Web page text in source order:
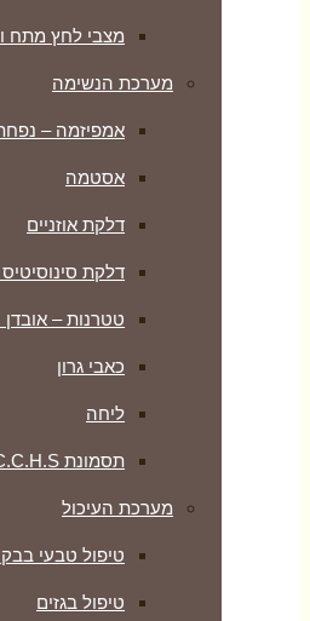
מצבי לחץ מתח
מערכת הנשימה
אמפיזמה –
אסטמה
דלקת אוזניים
דלקת
טטרנות –
כאבי גרון
ליחה
תסמונת C.C.H.S
מערכת העיכול
טיפול טבעי
טיפול בגזים